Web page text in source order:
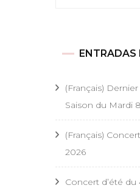
ENTRADAS
(Français)
Saison du Mardi
(Français)
2026
Concert d’été